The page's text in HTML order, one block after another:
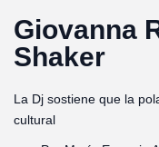
Giovanna
Shaker
La Dj sostiene que la
cultural